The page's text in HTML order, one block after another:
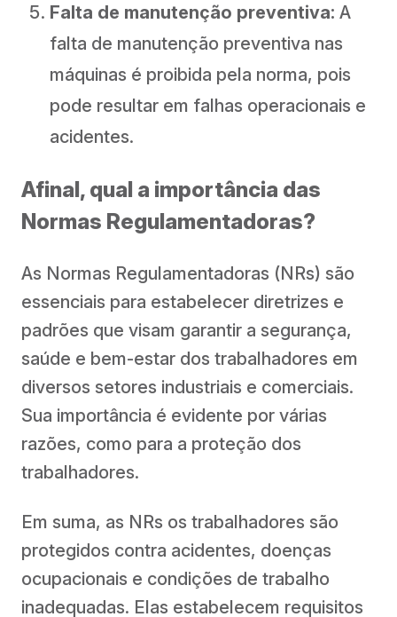
Falta de manutenção preventiva: A
falta de manutenção preventiva nas
máquinas é proibida pela norma, pois
pode resultar em falhas operacionais e
acidentes.
Afinal, qual a importância das
Normas Regulamentadoras?
As Normas Regulamentadoras (NRs) são
essenciais para estabelecer diretrizes e
padrões que visam garantir a segurança,
saúde e bem-estar dos trabalhadores em
diversos setores industriais e comerciais.
Sua importância é evidente por várias
razões, como para a proteção dos
trabalhadores.
Em suma, as NRs os trabalhadores são
protegidos contra acidentes, doenças
ocupacionais e condições de trabalho
inadequadas. Elas estabelecem requisitos